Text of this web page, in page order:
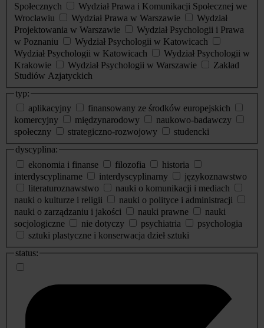
Społecznych
Wydział Prawa i Komunikacji Społecznej we
Wrocławiu
Wydział Prawa w Warszawie
Wydział
Projektowania w Warszawie
Wydział Psychologii i Prawa
w Poznaniu
Wydział Psychologii w Katowicach
Wydział Psychologii w Katowicach
Wydział Psychologii w
Krakowie
Wydział Psychologii w Warszawie
Zakład
Studiów Azjatyckich
typ:
aplikacyjny
finansowany ze środków europejskich
komercyjny
międzynarodowy
naukowo-badawczy
społeczny
strategiczno-rozwojowy
studencki
dyscyplina:
ekonomia i finanse
filozofia
historia
interdyscyplinarne
interdyscyplinarny
językoznawstwo
literaturoznawstwo
nauki o komunikacji i mediach
nauki o kulturze i religii
nauki o polityce i administracji
nauki o zarządzaniu i jakości
nauki prawne
nauki
socjologiczne
nie dotyczy psychiatria
psychologia
sztuki plastyczne i konserwacja dzieł sztuki
status: